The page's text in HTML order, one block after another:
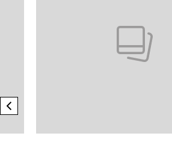
previous element